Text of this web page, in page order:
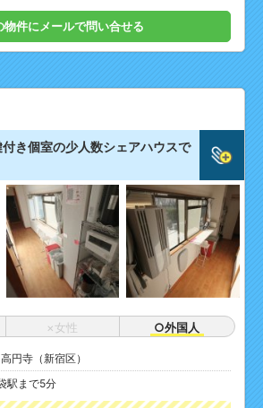
物件にメールで問い合せる
き個室の少人数シェアハウスで
×女性 ○外国人
円寺（新宿区）
駅まで5分